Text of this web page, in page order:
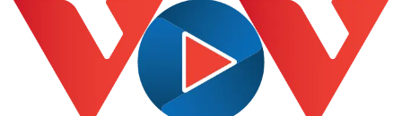
Hậu trường